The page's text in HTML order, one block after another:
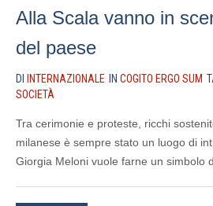
Alla Scala vanno in
del paese
DI INTERNAZIONALE IN COGITO ERGO SUM
SOCIETÀ
Tra cerimonie e proteste, ricchi
milanese è sempre stato un luogo di
Giorgia Meloni vuole farne un simbolo